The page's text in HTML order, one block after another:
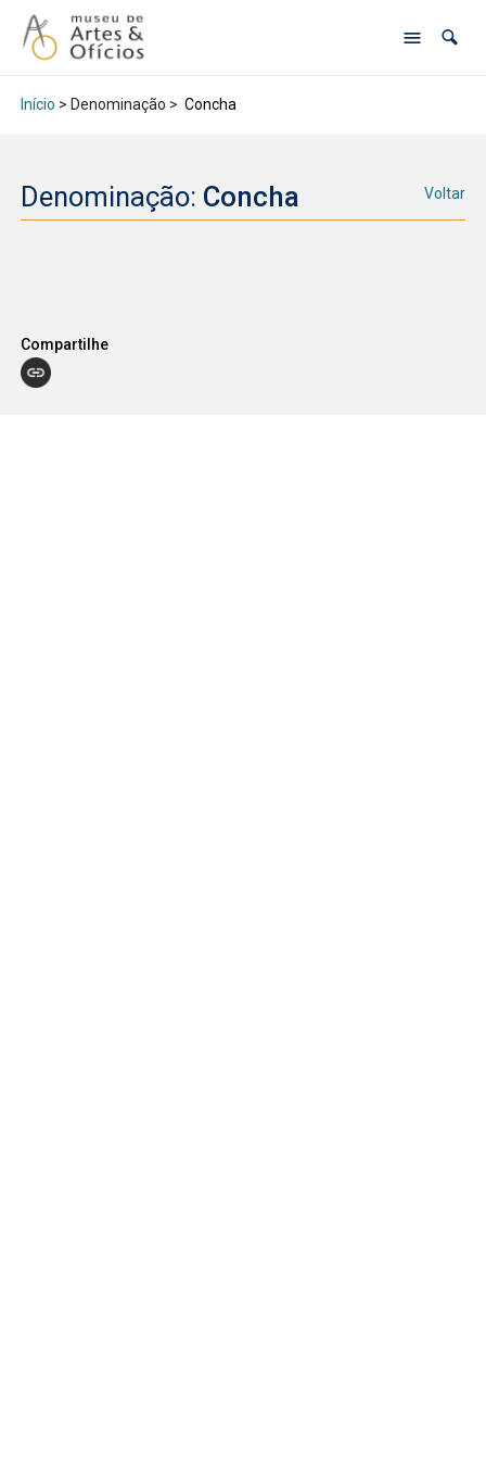
Início > Denominação > Concha
Denominação: Concha Voltar
Compartilhe